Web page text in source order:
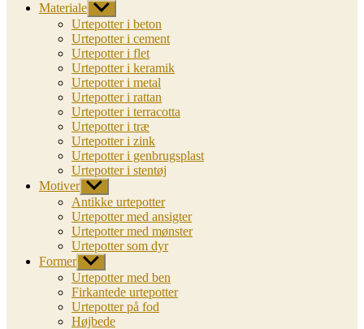
Materiale Vis
undermenu
Urtepotter i beton
Urtepotter i cement
Urtepotter i flet
Urtepotter i keramik
Urtepotter i metal
Urtepotter i rattan
Urtepotter i terracotta
Urtepotter i træ
Urtepotter i zink
Urtepotter i genbrugsplast
Urtepotter i stentøj
Motiver Vis
undermenu
Antikke urtepotter
Urtepotter med ansigter
Urtepotter med mønster
Urtepotter som dyr
Former Vis
undermenu
Urtepotter med ben
Firkantede urtepotter
Urtepotter på fod
Højbede